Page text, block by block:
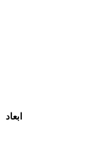
ابعاد